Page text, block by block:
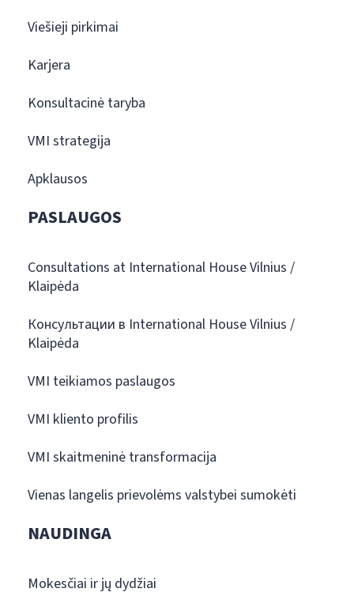
Viešieji pirkimai
Karjera
Konsultacinė taryba
VMI strategija
Apklausos
PASLAUGOS
Consultations at International House Vilnius /
Klaipėda
Консультации в International House Vilnius /
Klaipėda
VMI teikiamos paslaugos
VMI kliento profilis
VMI skaitmeninė transformacija
Vienas langelis prievolėms valstybei sumokėti
NAUDINGA
Mokesčiai ir jų dydžiai